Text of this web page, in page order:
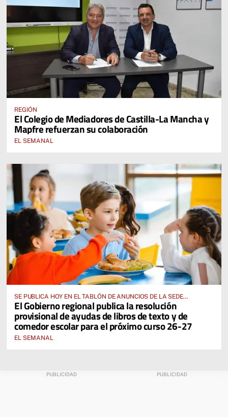
REGIÓN
El Colegio de Mediadores de Castilla-La Mancha y
Mapfre refuerzan su colaboración
EL SEMANAL
SE PUBLICA HOY EN EL TABLÓN DE ANUNCIOS DE LA SEDE
ELECTRÓNICA DE LA JUNTA DE COMUNIDADES Y EN EL PORTAL DE
EDUCACIÓN DE CASTILLA-LA MANCHA
El Gobierno regional publica la resolución
provisional de ayudas de libros de texto y de
comedor escolar para el próximo curso 26-27
EL SEMANAL